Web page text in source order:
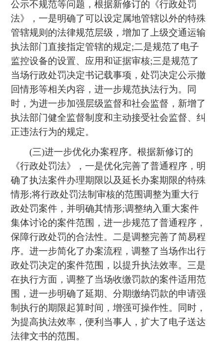
公示不规范等问题，根据新修订的《行政处罚
法》，一是明确了可以设定属地管辖以外的特殊
管辖规则的法律规范层级，增加了上级交通运输
执法部门直接指定管辖的规定;二是规范了电子
监控设备的设置、应用和证据审核;三是规范了
当场行政处罚决定书记载事项，处罚决定公示撤
回情形等相关内容，进一步规范执法行为。同
时，为进一步加强层级监督和社会监督，新增了
执法部门健全监督制度和主动接受社会监督、纠
正违法行为的规定。
(三)进一步优化办案程序。根据新修订的
《行政处罚法》，一是优化完善了普通程序，明
确了执法案件办理期限以及延长办案期限的特殊
情形;将行政处罚法制审核的范围调整为重大行
政处罚案件，并明确其情形;调整纳入重大案件
集体讨论的案件范围，进一步规范了普通程序，
保障行政处罚的合法性。二是调整完善了简易程
序。进一步简化了办案流程，调整了当场作出行
政处罚决定的案件范围，以提升执法效率。三是
在执行方面，调整了当场收缴罚款的案件适用范
围，进一步明确了延期、分期缴纳罚款的申请强
制执行的期限起算时间，增强可操作性。同时，
为提高执法效率，便利当事人，扩大了电子送达
法律文书的范围。